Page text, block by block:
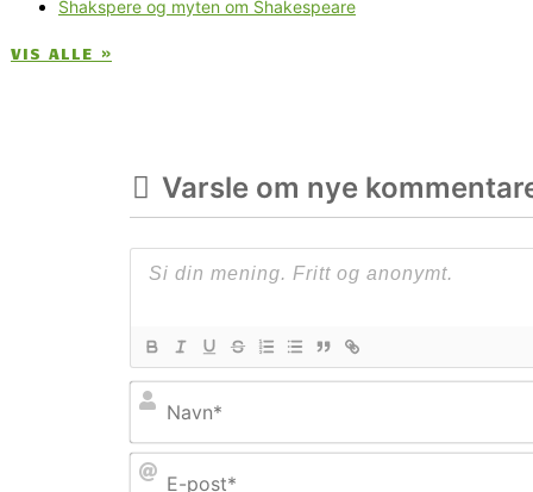
Shakspere og myten om Shakespeare
VIS ALLE »
Varsle om nye